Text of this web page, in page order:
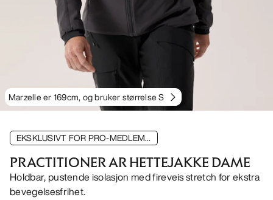
Marzelle er 169cm, og bruker størrelse S
EKSKLUSIVT FOR PRO-MEDLEM...
PRACTITIONER AR HETTEJAKKE DAME
Holdbar, pustende isolasjon med fireveis stretch for ekstra
bevegelsesfrihet.